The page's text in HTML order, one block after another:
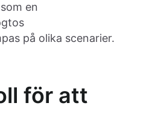
en
på olika scenarier.
för att